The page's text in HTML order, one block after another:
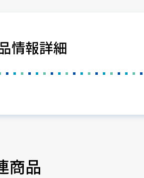
情報詳細
商品